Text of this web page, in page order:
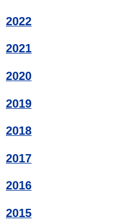
2022
2021
2020
2019
2018
2017
2016
2015